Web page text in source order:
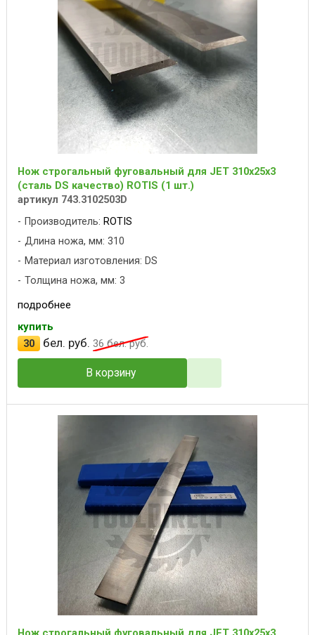
Нож строгальный фуговальный для JET 310x25x3
(сталь DS качество) ROTIS (1 шт.)
артикул 743.3102503D
Производитель: ROTIS
Длина ножа, мм: 310
Материал изготовления: DS
Толщина ножа, мм: 3
подробнее
купить
30
бел. руб. 36бел. руб.
В корзину